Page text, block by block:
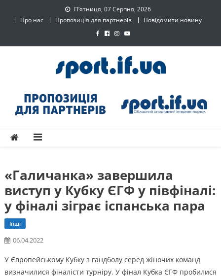
П’ятниця, 07 Серпня, 2026
Про нас
Пропозиція для партнерів Повідомити новину
SPORT.IF.UA – Обласний
спортивний інтернет-
«Галичанка» завершила
виступ у Кубку ЄГФ у півфіналі:
у фіналі зіграє іспанська пара
Інші
06.04.2022
У Європейському Кубку з гандболу серед жіночих команд
визначилися фіналісти турніру. У фінал Кубка ЄГФ пробилися